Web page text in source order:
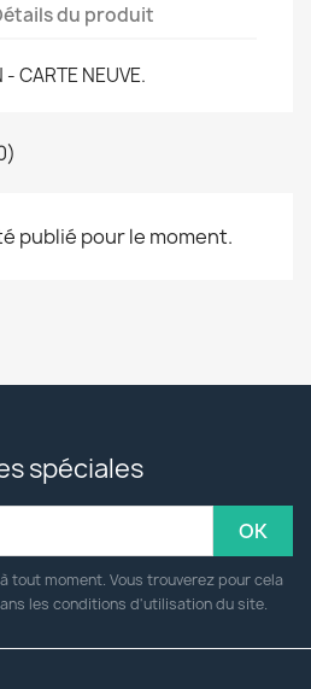
du produit
- CARTE NEUVE.
publié pour le moment.
spéciales
tout moment. Vous trouverez pour cela
les conditions d'utilisation du site.